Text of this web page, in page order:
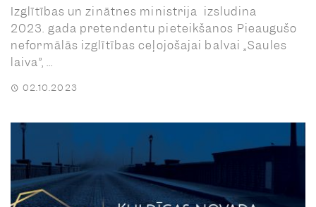
Izglītības un zinātnes ministrija izsludina
2023. gada pretendentu pieteikšanos Pieaugušo
neformālās izglītības ceļojošajai balvai „Saules
laiva”, ...
02.10.2023